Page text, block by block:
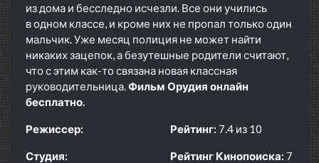
из дома и бесследно исчезли. Все они учились
в одном классе, и кроме них не пропал только один
мальчик. Уже месяц полиция не может найти
никаких зацепок, а безутешные родители считают,
что с этим как-то связана новая классная
руководительница. Фильм Орудия онлайн
бесплатно.
Режиссер:
Студия:
Рейтинг: 7.4 из 10
Рейтинг Кинопоиска: 7